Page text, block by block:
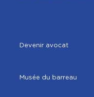
Devenir avocat
Musée du barreau